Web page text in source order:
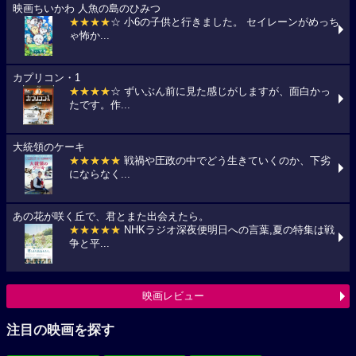
映画ちいかわ 人魚の島のひみつ
★★★★☆ 小6の子供と行きました。 セイレーンがめっち
ゃ怖か...
カプリコン・1
★★★★☆ ずいぶん前に見た感じがしますが、面白かっ
たです。作...
大統領のケーキ
★★★★★ 戦禍や圧政の中でどう生きていくのか、下劣
にならなく...
あの花が咲く丘で、君とまた出会えたら。
★★★★★ NHKラジオ深夜便明日への言葉,夏の特集は戦
争と平...
映画レビュー
注目の映画を探す